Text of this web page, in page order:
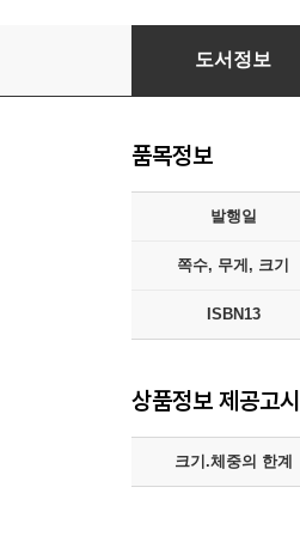
Do it! Vue.js 입문
도서정보
품목정보
발행일
쪽수, 무게, 크기
ISBN13
상품정보 제공고시
크기.체중의 한계